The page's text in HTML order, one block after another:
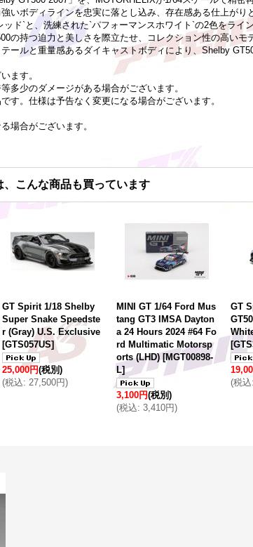
いボディラインを忠実に落とし込み、存在感ある仕上がり
ッド`と、洗練された`パフォーマンスホワイト`の2色をライ
の持つ迫力と美しさを際立たせ、コレクション性の高いモ
ールと重量感あるダイキャストボディにより、Shelby
ます。
多少のダメージがある場合がございます。
す。仕様は予告なく変更になる場合がございます。
場合がございます。
、こんな商品も買っています
GT Spirit 1/18 Shelby
Super Snake Speedste
r (Gray) U.S. Exclusive
[GTS057US]
25,000円(税別)
(税込: 27,500円)
MINI GT 1/64 Ford Mus
tang GT3 IMSA Dayton
a 24 Hours 2024 #64 Fo
rd Multimatic Motorsp
orts (LHD) [MGT00898-
L]
3,100円(税別)
(税込: 3,410円)
GT
[
(税込: